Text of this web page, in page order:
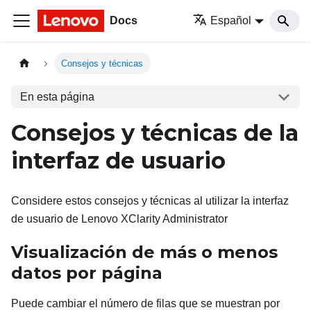
Docs Español
Consejos y técnicas
En esta página
Consejos y técnicas de la
interfaz de usuario
Considere estos consejos y técnicas al utilizar la interfaz
de usuario de Lenovo XClarity Administrator
Visualización de más o menos
datos por página
Puede cambiar el número de filas que se muestran por